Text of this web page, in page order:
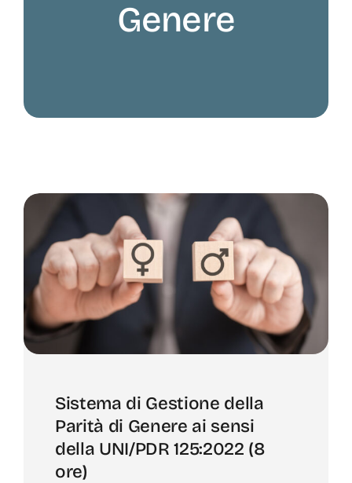
Genere
Sistema di Gestione della
Parità di Genere ai sensi
della UNI/PDR 125:2022 (8
ore)